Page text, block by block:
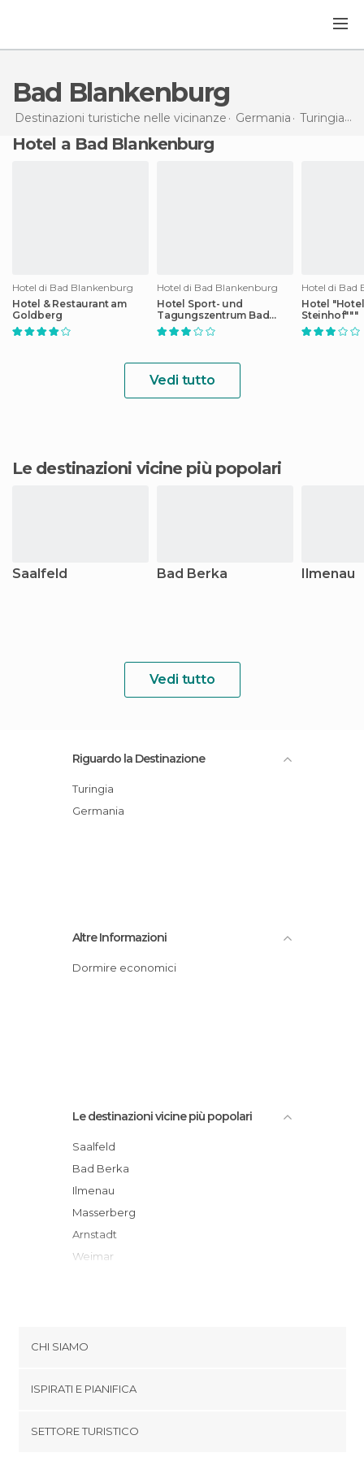
Bad Blankenburg
Destinazioni turistiche nelle vicinanze Germania Turingia
Hotel a Bad Blankenburg
Hotel di Bad Blankenburg
Hotel & Restaurant am
Goldberg
Hotel di Bad Blankenburg
Hotel Sport- und
Tagungszentrum Bad
Blankenburg
Hotel di Bad
Hotel
Steinhof"""
Vedi tutto
Le destinazioni vicine più popolari
Saalfeld Bad Berka Ilmenau
Vedi tutto
Riguardo la Destinazione
Turingia
Germania
Altre Informazioni
Dormire economici
Le destinazioni vicine più popolari
Saalfeld
Bad Berka
Ilmenau
Masserberg
Arnstadt
Weimar
Weissbach
Zella-Mehlis
Tambach-Dietharz
CHI SIAMO
Termini e Condizioni
ISPIRATI E PIANIFICA
SETTORE TURISTICO